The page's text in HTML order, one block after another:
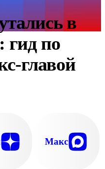
в
гид по
главой
Макс